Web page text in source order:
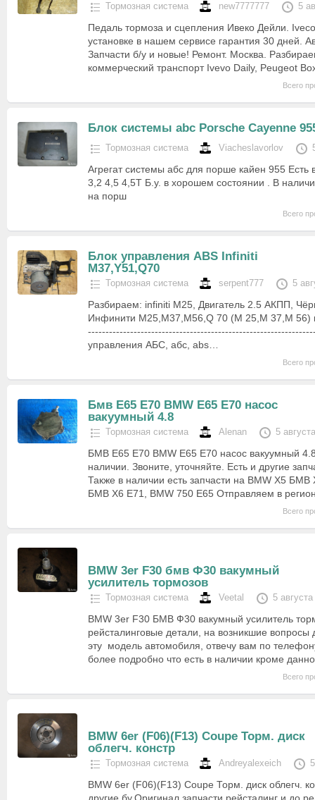
Тормозная система new7777777 5
Педаль тормоза и сцепления Ивеко Дейли.
установке в нашем сервисе гарантия 30 дней.
Запчасти б/у и новые! Ремонт. Москва.
коммерческий транспорт Ivevo Daily, Peugeot
Всего
Блок системы abc Porsche Cayenne
Тормозная система Viacheslavorlov
Агрегат системы абс для порше кайен 955 Есть
3,2 4,5 4,5Т Б.у. в хорошем состоянии . В
на порш
Всего
Блок управления ABS Infiniti
M37,Y51,Q70
Тормозная система serpent777 5
Разбираем: infiniti M25, Двигатель 2.5 АКПП,
Инфинити M25,М37,M56,Q 70 (M 25,M 37,M 56)
управления АБС, абс, abs…
Всего
Бмв Е65 Е70 BMW E65 E70 насос
вакуумный 4.8
Тормозная система Alenan 5
БМВ Е65 Е70 BMW E65 E70 насос вакуумный
наличии. Звоните, уточняйте. Есть и другие
Также в наличии есть запчасти на BMW X5
БМВ Х6 E71, BMW 750 Е65 Отправляем в
Всего
BMW 3er F30 бмв Ф30 вакумный
усилитель тормозов
Тормозная система Veetal 5
BMW 3er F30 БМВ Ф30 вакумный усилитель
рейсталинговые детали, на возникшие вопросы
эту модель автомобиля, отвечу вам по
более подробно что есть в наличии кроме
Всего
BMW 6er (F06)(F13) Coupe Торм. диск
облегч. констр
Тормозная система Andreyalexeich
BMW 6er (F06)(F13) Coupe Торм. диск облегч.